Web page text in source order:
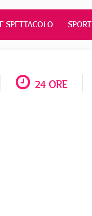
SPETTACOLO SPORT
24 ORE